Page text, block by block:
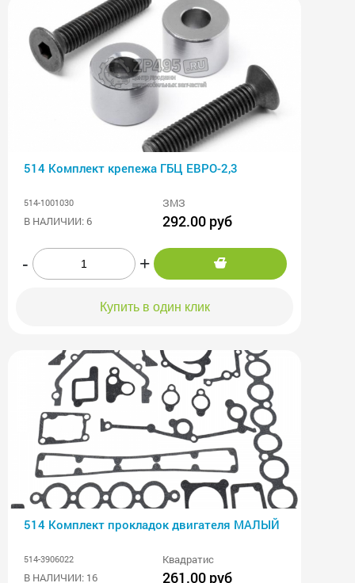
514 Комплект крепежа ГБЦ ЕВРО-2,3
514-1001030
ЗМЗ
В НАЛИЧИИ: 6
292.00 руб
- +
Купить в один клик
514 Комплект прокладок двигателя МАЛЫЙ
514-3906022
Квадратис
В НАЛИЧИИ: 16
261.00 руб